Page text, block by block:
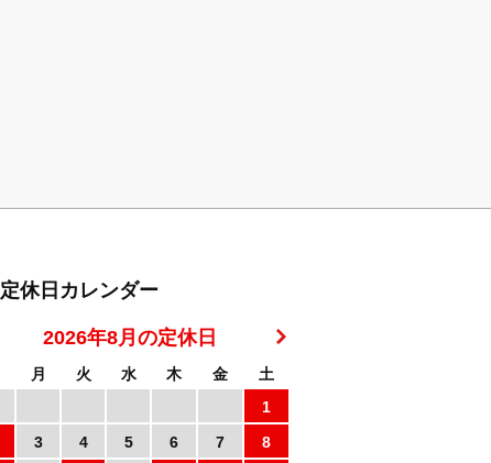
定休日カレンダー
2026年8月の定休日
月 火 水 木 金
土
1
3 4 5 6 7
8